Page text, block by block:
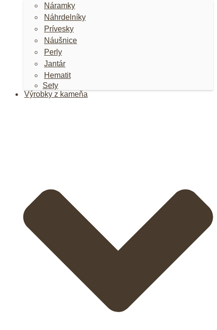
Náramky
Náhrdelníky
Prívesky
Náušnice
Perly
Jantár
Hematit
Sety
Výrobky z kameňa